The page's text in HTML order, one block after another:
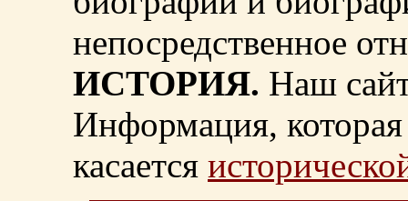
непосредственное
ИСТОРИЯ. Наш
Информация, которая
касается